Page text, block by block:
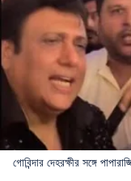
গোবিন্দার দেহরক্ষীর সঙ্গে